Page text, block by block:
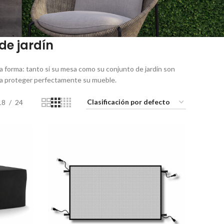
jardín
tanto si su mesa como su conjunto de jardín son
proteger perfectamente su mueble.
24